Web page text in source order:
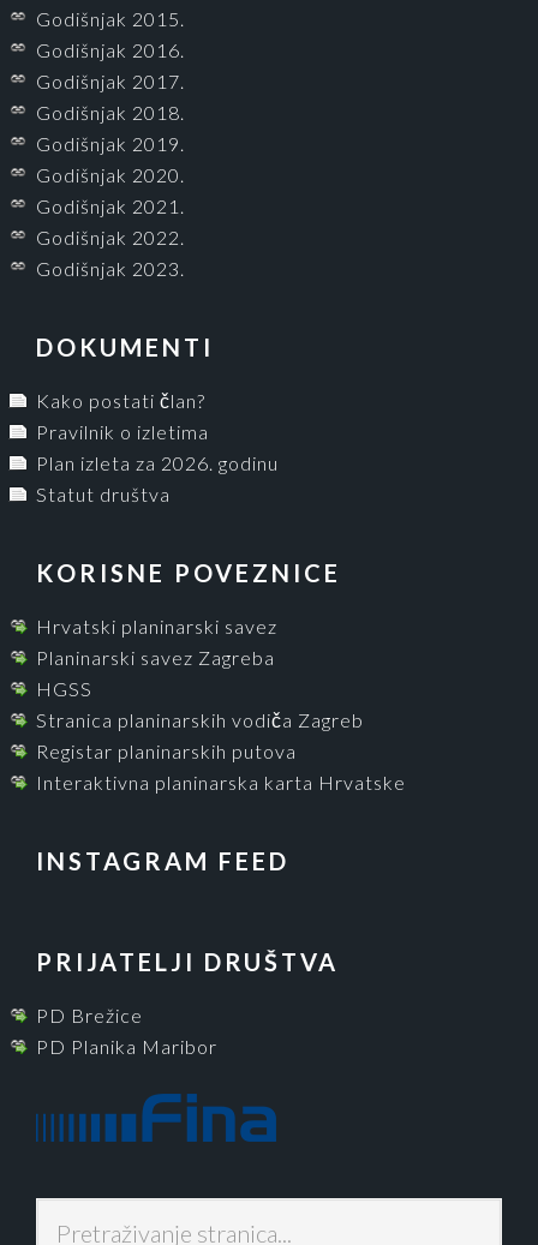
Godišnjak 2015.
Godišnjak 2016.
Godišnjak 2017.
Godišnjak 2018.
Godišnjak 2019.
Godišnjak 2020.
Godišnjak 2021.
Godišnjak 2022.
Godišnjak 2023.
DOKUMENTI
Kako postati član?
Pravilnik o izletima
Plan izleta za 2026. godinu
Statut društva
KORISNE POVEZNICE
Hrvatski planinarski savez
Planinarski savez Zagreba
HGSS
Stranica planinarskih vodiča Zagreb
Registar planinarskih putova
Interaktivna planinarska karta Hrvatske
INSTAGRAM FEED
PRIJATELJI DRUŠTVA
PD Brežice
PD Planika Maribor